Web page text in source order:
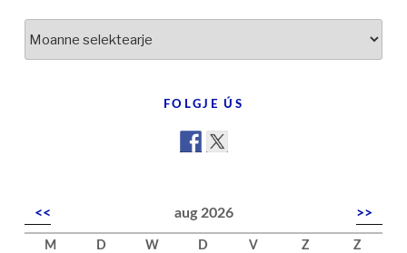
yn
FOLGJE ÚS
<< aug 2026 >>
M D W D V Z
Z